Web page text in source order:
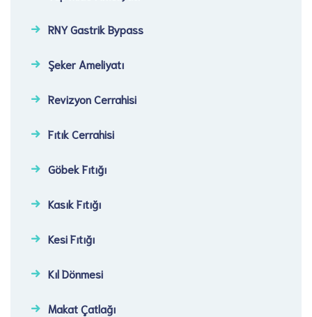
RNY Gastrik Bypass
Şeker Ameliyatı​
Revizyon Cerrahisi​
Fıtık Cerrahisi​
Göbek Fıtığı​
Kasık Fıtığı​
Kesi Fıtığı​
Kıl Dönmesi
Makat Çatlağı